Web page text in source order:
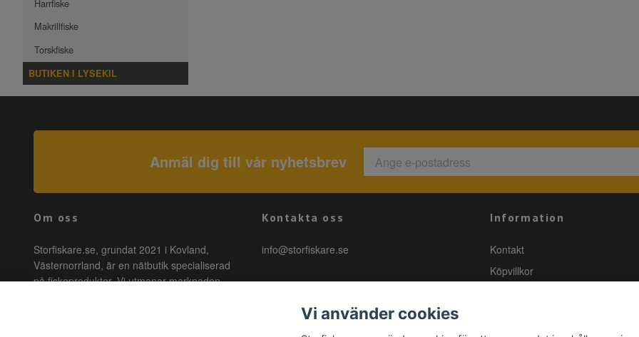
Harrfiske
Makrillfiske
Torskfiske
BUTIKEN I LYSEKIL
Anmäl dig till vår nyhetsbrev
Om oss
Storfiskare.se, grundat 2021 i Kovland,
Västernorrland, är en nätbutik specialiserad
på fiskeprodukter. Vi utmanar marknaden
Kontakta oss
info@storfiskare.se
Information
Kontakt
Köpvillkor
Vi använder cookies